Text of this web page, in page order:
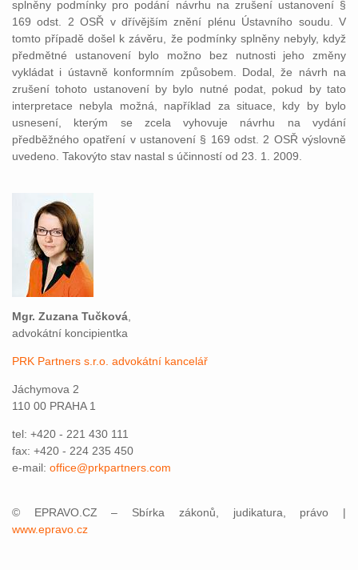
splněny podmínky pro podání návrhu na zrušení ustanovení §
169 odst. 2 OSŘ v dřívějším znění plénu Ústavního soudu. V
tomto případě došel k závěru, že podmínky splněny nebyly, když
předmětné ustanovení bylo možno bez nutnosti jeho změny
vykládat i ústavně konformním způsobem. Dodal, že návrh na
zrušení tohoto ustanovení by bylo nutné podat, pokud by tato
interpretace nebyla možná, například za situace, kdy by bylo
usnesení, kterým se zcela vyhovuje návrhu na vydání
předběžného opatření v ustanovení § 169 odst. 2 OSŘ výslovně
uvedeno. Takovýto stav nastal s účinností od 23. 1. 2009.
Mgr. Zuzana Tučková
advokátní koncipientka
PRK Partners s.r.o. advokátní kancelář
Jáchymova 2
110 00 PRAHA 1
tel: +420 - 221 430 111
fax: +420 - 224 235 450
e-mail: office@prkpartners.com
© EPRAVO.CZ – Sbírka zákonů, judikatura, právo |
www.epravo.cz